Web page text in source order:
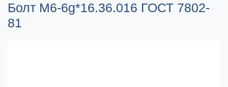
Болт М6-6g*16.36.016 ГОСТ 7802-
81